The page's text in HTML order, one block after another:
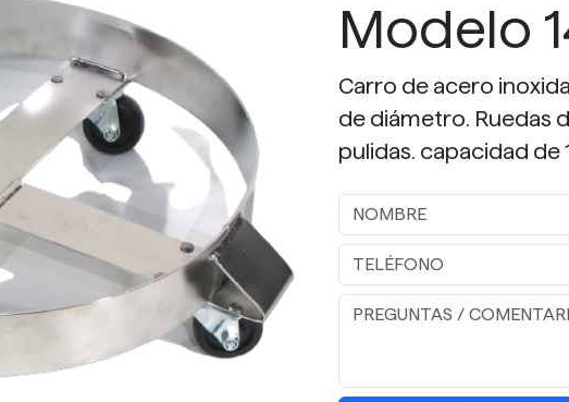
Modelo
Carro de acero
de diámetro. Ruedas
pulidas. capacidad de